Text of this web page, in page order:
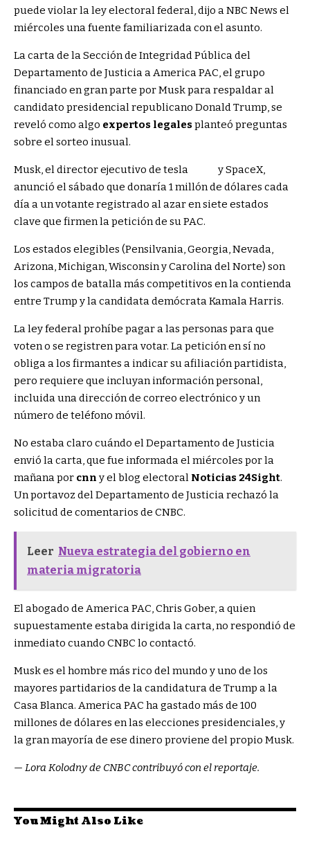
puede violar la ley electoral federal, dijo a NBC News el
miércoles una fuente familiarizada con el asunto.
La carta de la Sección de Integridad Pública del
Departamento de Justicia a America PAC, el grupo
financiado en gran parte por Musk para respaldar al
candidato presidencial republicano Donald Trump, se
reveló como algo expertos legalesplanteó preguntas
sobre el sorteo inusual.
Musk, el director ejecutivo de tesla
y SpaceX,
anunció el sábado que donaría 1 millón de dólares cada
día a un votante registrado al azar en siete estados
clave que firmen la petición de su PAC.
Los estados elegibles (Pensilvania, Georgia, Nevada,
Arizona, Michigan, Wisconsin y Carolina del Norte) son
los campos de batalla más competitivos en la contienda
entre Trump y la candidata demócrata Kamala Harris.
La ley federal prohíbe pagar a las personas para que
voten o se registren para votar. La petición en sí no
obliga a los firmantes a indicar su afiliación partidista,
pero requiere que incluyan información personal,
incluida una dirección de correo electrónico y un
número de teléfono móvil.
No estaba claro cuándo el Departamento de Justicia
envió la carta, que fue informada el miércoles por la
mañana por cnn y el blog electoral Noticias 24Sight.
Un portavoz del Departamento de Justicia rechazó la
solicitud de comentarios de CNBC.
Leer Nueva estrategia del gobierno en
materia migratoria
El abogado de America PAC, Chris Gober, a quien
supuestamente estaba dirigida la carta, no respondió de
inmediato cuando CNBC lo contactó.
Musk es el hombre más rico del mundo y uno de los
mayores partidarios de la candidatura de Trump a la
Casa Blanca. America PAC ha gastado más de 100
millones de dólares en las elecciones presidenciales, y
la gran mayoría de ese dinero proviene del propio Musk.
— Lora Kolodny de CNBC contribuyó con el reportaje.
You Might Also Like